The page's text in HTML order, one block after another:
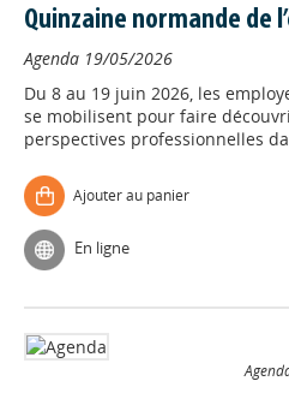
Quinzaine normande de
Agenda 19/05/2026
Du 8 au 19 juin 2026, les
se mobilisent pour faire
perspectives professionnelles
Ajouter au panier
En ligne